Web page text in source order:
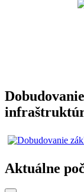
Aktuálne